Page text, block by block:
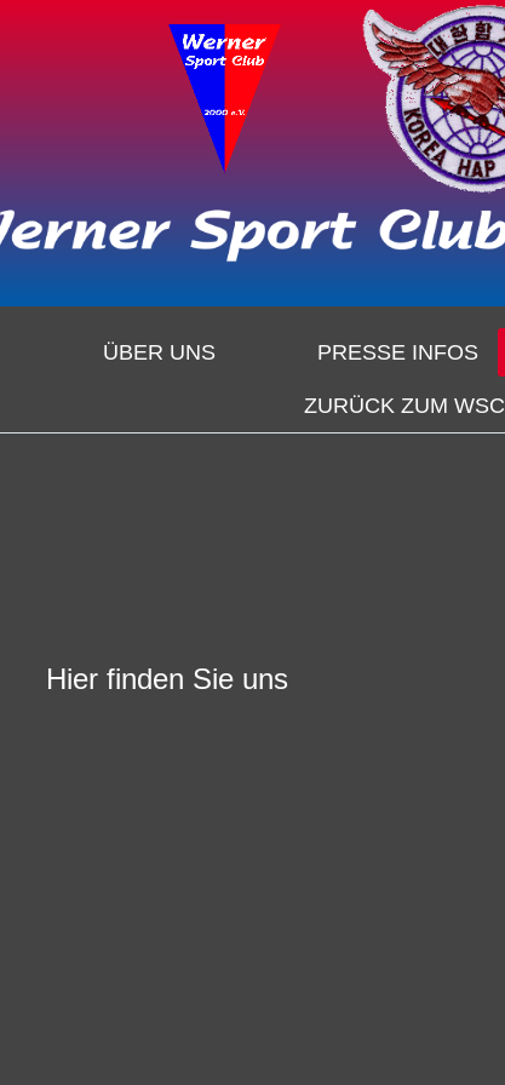
ÜBER UNS PRESSE INFOS
ZURÜCK ZUM WSC
Hier finden Sie uns